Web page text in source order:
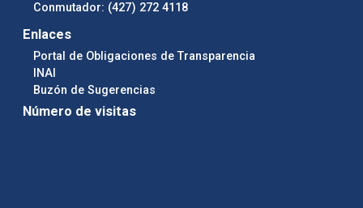
Conmutador: (427) 272 4118
Enlaces
Portal de Obligaciones de Transparencia
INAI
Buzón de Sugerencias
Número de visitas